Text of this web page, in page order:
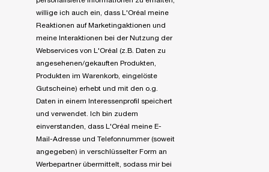
willige ich auch ein, dass L'Oréal meine
Reaktionen auf Marketingaktionen und
meine Interaktionen bei der Nutzung der
Webservices von L'Oréal (z.B. Daten zu
angesehenen/gekauften Produkten,
Produkten im Warenkorb, eingelöste
Gutscheine) erhebt und mit den o.g.
Daten in einem Interessenprofil speichert
und verwendet. Ich bin zudem
einverstanden, dass L'Oréal meine E-
Mail-Adresse und Telefonnummer (soweit
angegeben) in verschlüsselter Form an
Werbepartner übermittelt, sodass mir bei